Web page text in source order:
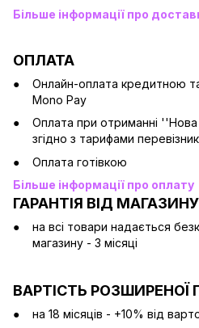
Більше інформації про
ОПЛАТА
Онлайн-оплата кредитною
Mono Pay
Оплата при отриманні
згідно з тарифами
Оплата готівкою
Більше інформації про оплату
ГАРАНТІЯ ВІД МАГАЗИНУ
на всі товари надається
магазину - 3 місяці
ВАРТІСТЬ РОЗШИРЕНОЇ
на 18 місяців - +10% від